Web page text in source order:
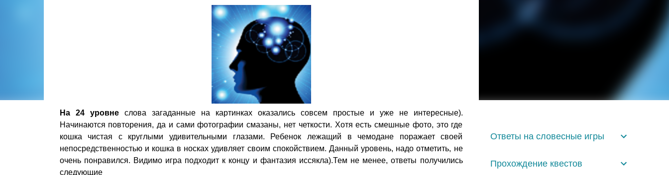
На 24 уровнеслова загаданные на картинках оказались совсем простые и уже не интересные).
Начинаются повторения, да и сами фотографии смазаны, нет четкости. Хотя есть смешные фото, это где
кошка чистая с круглыми удивительными глазами. Ребенок лежащий в чемодане поражает своей
непосредственностью и кошка в носках удивляет своим спокойствием. Данный уровень, надо отметить, не
очень понравился. Видимо игра подходит к концу и фантазия иссякла).Тем не менее, ответы получились
следующие
Ответы на словесные игры
Прохождение квестов